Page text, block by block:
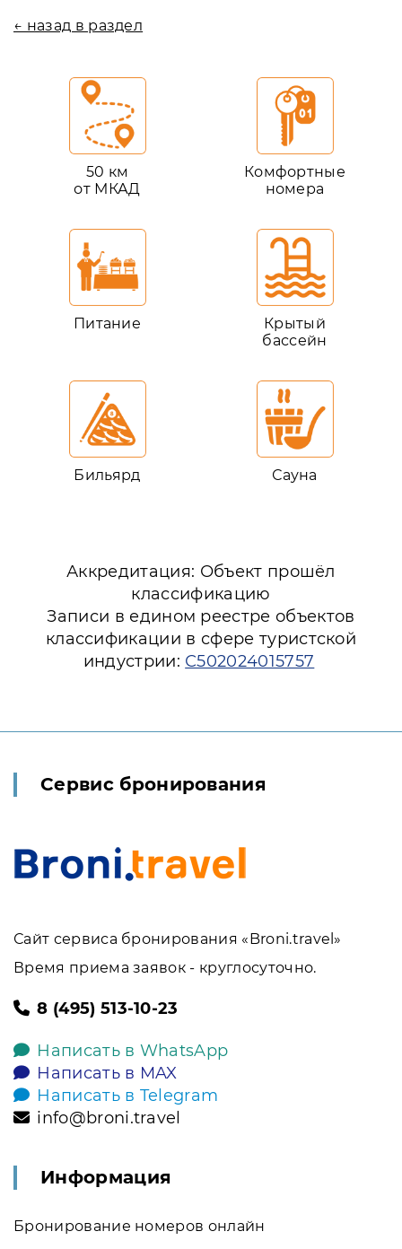
← назад в раздел
50 км
от МКАД
Комфортные
номера
Питание
Крытый
бассейн
Бильярд Сауна
Аккредитация: Объект прошёл
классификацию
Записи в едином реестре объектов
классификации в сфере туристской
индустрии: С502024015757
Сервис бронирования
Сайт сервиса бронирования «Broni.travel»
Время приема заявок - круглосуточно.
8 (495) 513-10-23
Написать в WhatsApp
Написать в MAX
Написать в Telegram
info@broni.travel
Информация
Бронирование номеров онлайн